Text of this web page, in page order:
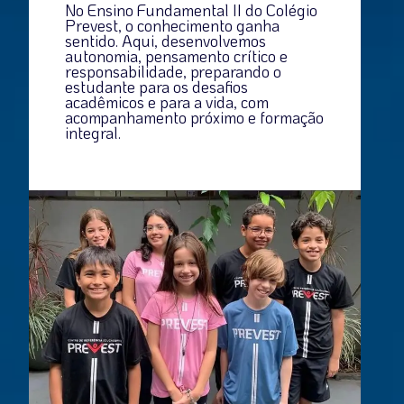
No Ensino Fundamental II do Colégio
Prevest, o conhecimento ganha
sentido. Aqui, desenvolvemos
autonomia, pensamento crítico e
responsabilidade, preparando o
estudante para os desafios
acadêmicos e para a vida, com
acompanhamento próximo e formação
integral.